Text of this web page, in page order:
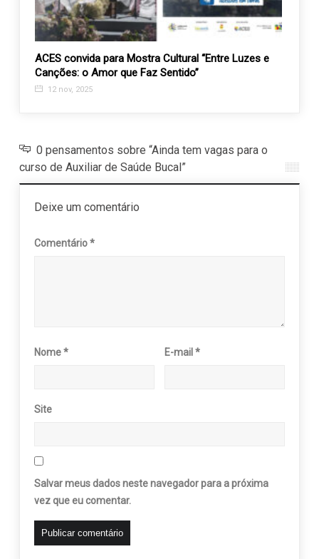
ACES convida para Mostra Cultural “Entre Luzes e
Canções: o Amor que Faz Sentido”
12 nov, 2025
0 pensamentos sobre “Ainda tem vagas para o
curso de Auxiliar de Saúde Bucal”
Deixe um comentário
Comentário*
Nome* E-mail*
Site
Salvar meus dados neste navegador para a próxima
vez que eu comentar.